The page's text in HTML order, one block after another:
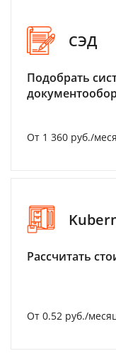
СЭД
Подобрать
От 1 360 руб./
Рассчитать
От 0.52 руб./